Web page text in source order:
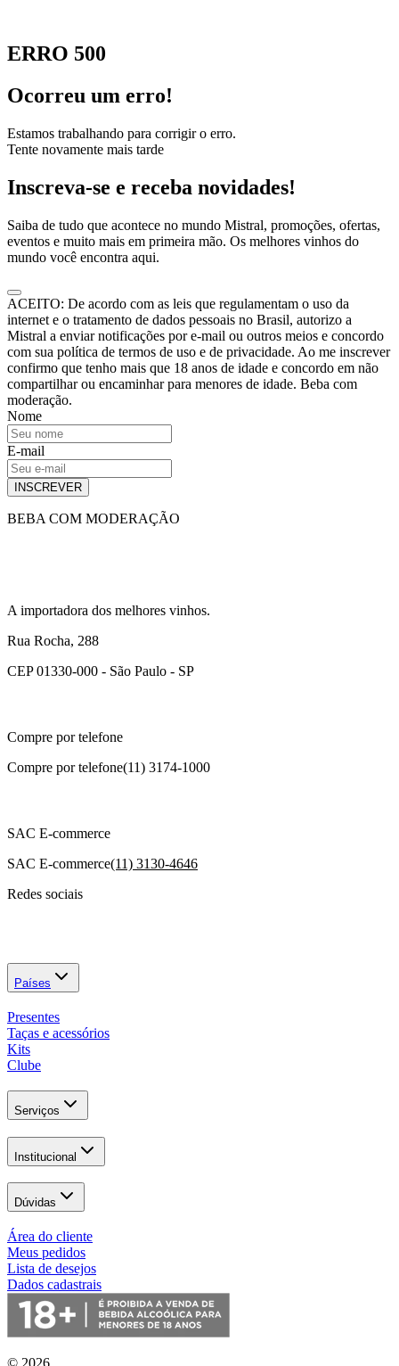
ERRO 500
Ocorreu um erro!
Estamos trabalhando para corrigir o erro.
Tente novamente mais tarde
Inscreva-se e receba novidades!
Saiba de tudo que acontece no mundo Mistral, promoções, ofertas,
eventos e muito mais em primeira mão. Os melhores vinhos do
mundo você encontra aqui.
ACEITO: De acordo com as leis que regulamentam o uso da
internet e o tratamento de dados pessoais no Brasil, autorizo a
Mistral a enviar notificações por e-mail ou outros meios e concordo
com sua política de termos de uso e de privacidade. Ao me inscrever
confirmo que tenho mais que 18 anos de idade e concordo em não
compartilhar ou encaminhar para menores de idade. Beba com
moderação.
Nome
E-mail
INSCREVER
BEBA COM MODERAÇÃO
A importadora dos melhores vinhos.
Rua Rocha, 288
CEP 01330-000 - São Paulo - SP
Compre por telefone
Compre por telefone(11) 3174-1000
SAC E-commerce
SAC E-commerce(11) 3130-4646
Redes sociais
Países
Presentes
Taças e acessórios
Kits
Clube
Serviços
Institucional
Dúvidas
Área do cliente
Meus pedidos
Lista de desejos
Dados cadastrais
© 2026